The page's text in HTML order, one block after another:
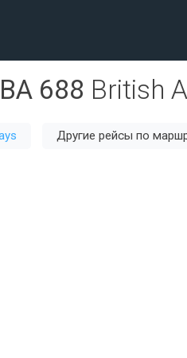
BA 688 British
Другие рейсы по